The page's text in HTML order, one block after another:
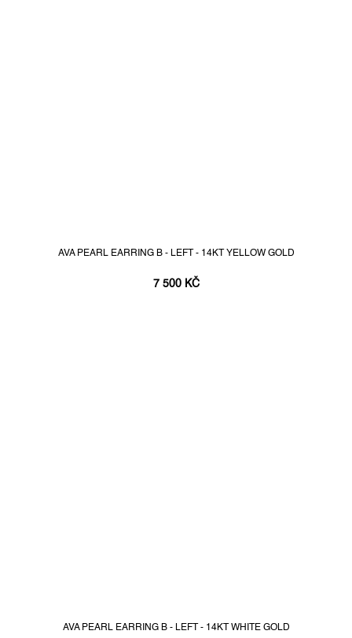
AVA PEARL EARRING B - LEFT - 14KT YELLOW GOLD
7 500 KČ
AVA PEARL EARRING B - LEFT - 14KT WHITE GOLD